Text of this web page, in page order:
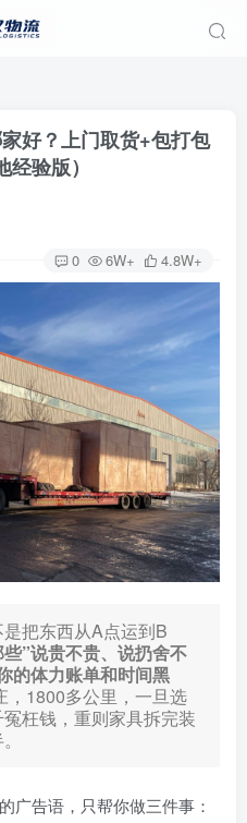
好？上门取货+包打包
验版）
0 6W+ 4.8W+
把东西从A点运到B
”说贵不贵、说扔舍不
的体力账单和时间黑
1800多公里，一旦选
枉钱，重则家具拆完装
广告语，只帮你做三件事：